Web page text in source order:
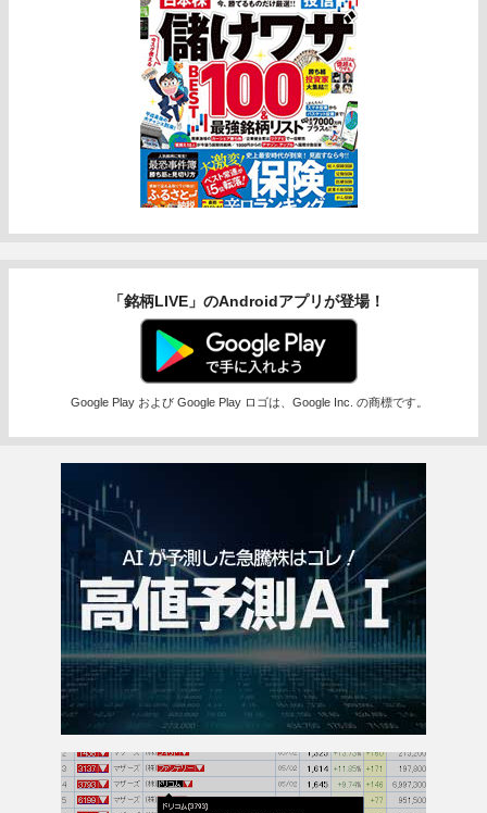
「銘柄LIVE」のAndroidアプリが登場！
Google Play および Google Play ロゴは、Google Inc. の商標です。